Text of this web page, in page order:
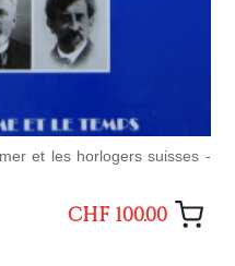
et les horlogers suisses -
CHF 100.00